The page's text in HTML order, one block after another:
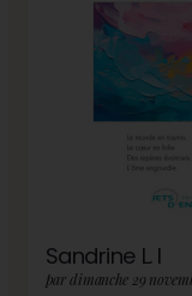
Sandrine L. I